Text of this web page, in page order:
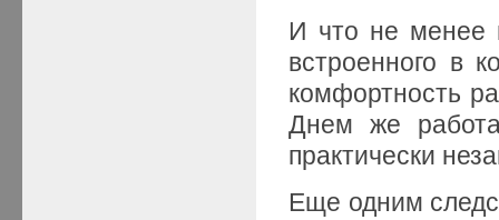
И что не менее
встроенного в
комфортность
Днем же
практически
Еще одним